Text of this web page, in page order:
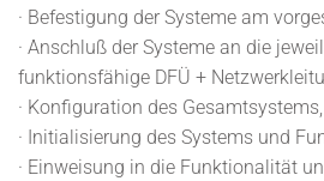
· Befestigung der Systeme am
· Anschluß der Systeme an die
funktionsfähige DFÜ +
· Konfiguration des Gesamtsystems,
· Initialisierung des Systems und
· Einweisung in die Funktionalität